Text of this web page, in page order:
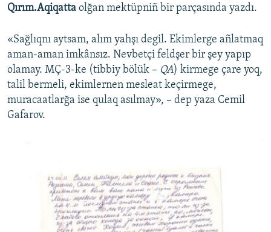
Qırım.Aqiqatta olğan mektüpniñ bir parçasında yazdı.
«Sağlıqnı aytsam, alım yahşı degil. Ekimlerge añlatmaq
aman-aman imkânsız. Nevbetçi feldşer bir şey yapıp
olamay. MÇ-3-ke (tibbiy bölük – QA) kirmege çare yoq,
talil bermeli, ekimlernen mesleat keçirmege,
muracaatlarğa ise qulaq asılmay», – dep yaza Cemil
Gafarov.